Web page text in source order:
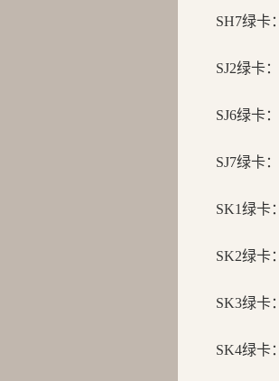
SH7绿卡：
SJ2绿卡：
SJ6绿卡：
SJ7绿卡：
SK1绿卡：
SK2绿卡：
SK3绿卡：
SK4绿卡：